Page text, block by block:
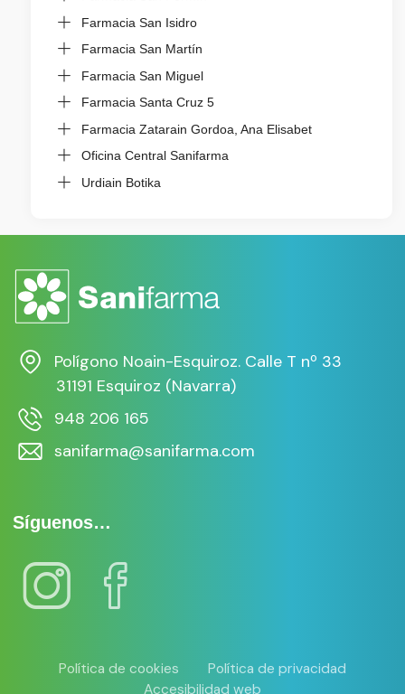
Farmacia San Isidro
Farmacia San Martín
Farmacia San Miguel
Farmacia Santa Cruz 5
Farmacia Zatarain Gordoa, Ana Elisabet
Oficina Central Sanifarma
Urdiain Botika
Polígono Noain-Esquiroz. Calle T nº 33
31191 Esquiroz (Navarra)
948 206 165
sanifarma@sanifarma.com
Síguenos…
Política de cookies
Política de privacidad
Accesibilidad web